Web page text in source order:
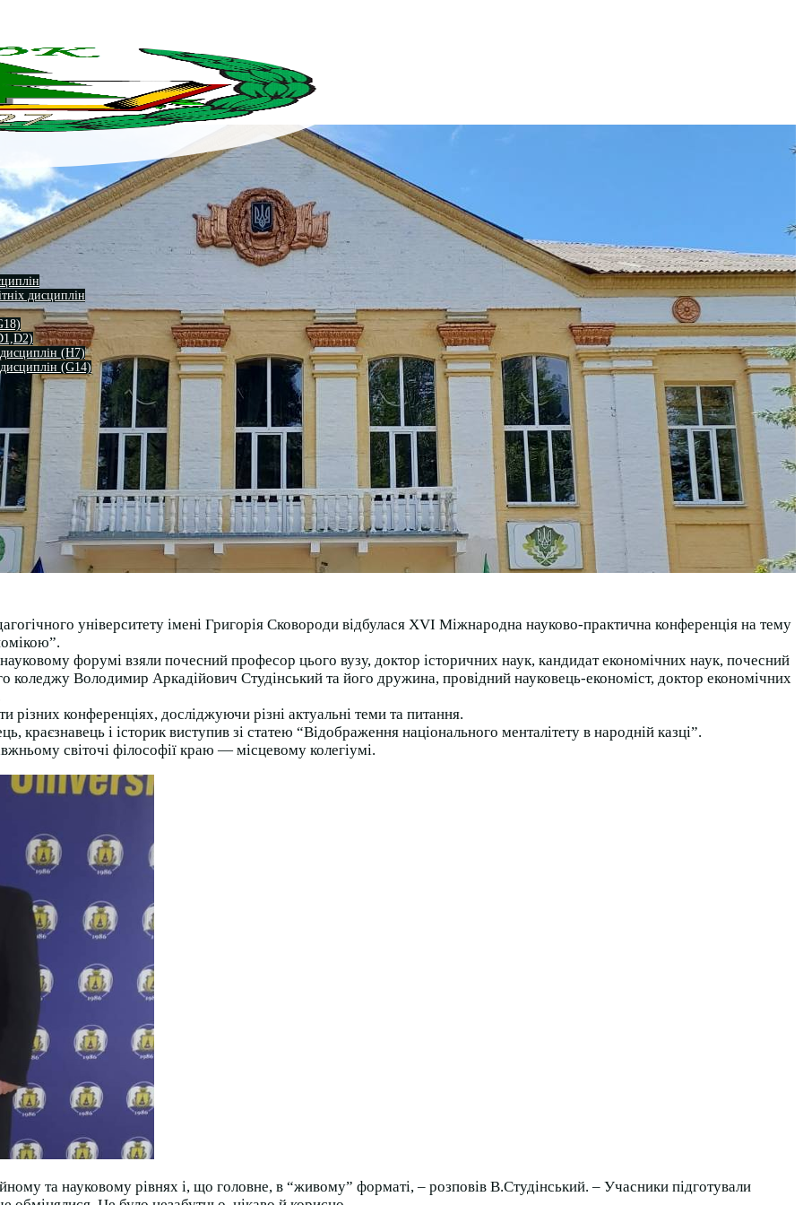
дисциплін
(H7)
(G14)
університету імені Григорія Сковороди відбулася XVI Міжнародна науково-практична конференція на тему
форумі взяли почесний професор цього вузу, доктор історичних наук, кандидат економічних наук, почесний
коледжу Володимир Аркадійович Студінський та його дружина, провідний науковець-економіст, доктор економічних
конференціях, досліджуючи різні актуальні теми та питання.
і історик виступив зі статею “Відображення національного менталітету в народній казці”.
світочі філософії краю — місцевому колегіумі.
та науковому рівнях і, що головне, в “живому” форматі, – розповів В.Студінський. – Учасники підготували